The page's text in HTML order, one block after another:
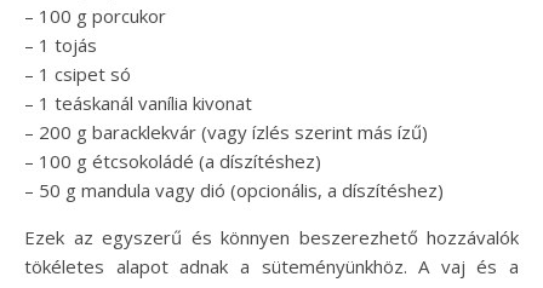
– 100 g porcukor
– 1 tojás
– 1 csipet só
– 1 teáskanál vanília kivonat
– 200 g baracklekvár (vagy ízlés szerint más ízű)
– 100 g étcsokoládé (a díszítéshez)
– 50 g mandula vagy dió (opcionális, a díszítéshez)
Ezek az egyszerű és könnyen beszerezhető hozzávalók
tökéletes alapot adnak a süteményünkhöz. A vaj és a